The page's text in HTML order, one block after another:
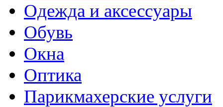
Одежда и аксессуары
Обувь
Окна
Оптика
Парикмахерские услуги